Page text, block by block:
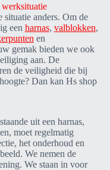
anders. Om de
een harnas, valblokken,
en
gemak bieden we ook
aan. De
de veiligheid die bij
Dan kan Hs shop
uit een harnas,
moet regelmatig
het onderhoud en
We nemen de
We staan in voor